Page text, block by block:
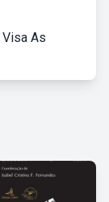
Visa As